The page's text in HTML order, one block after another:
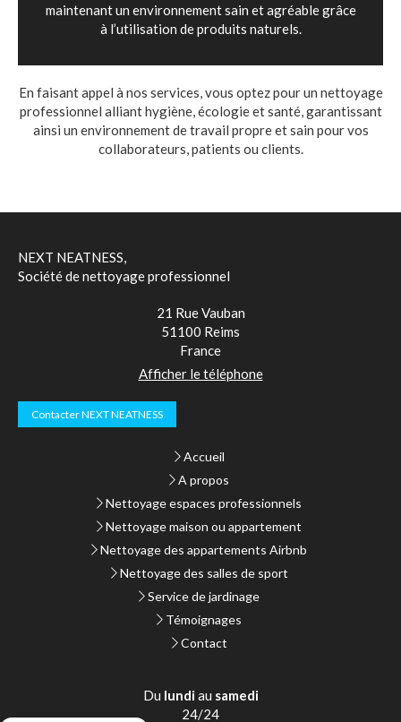
maintenant un environnement sain et agréable grâce
à l’utilisation de produits naturels.
En faisant appel à nos services, vous optez pour un nettoyage
professionnel alliant hygiène, écologie et santé, garantissant
ainsi un environnement de travail propre et sain pour vos
collaborateurs, patients ou clients.
NEXT NEATNESS,
Société de nettoyage professionnel
21 Rue Vauban
51100 Reims
France
Afficher le téléphone
Contacter NEXT NEATNESS
Accueil
A propos
Nettoyage espaces professionnels
Nettoyage maison ou appartement
Nettoyage des appartements Airbnb
Nettoyage des salles de sport
Service de jardinage
Témoignages
Contact
Du lundiau samedi
24/24